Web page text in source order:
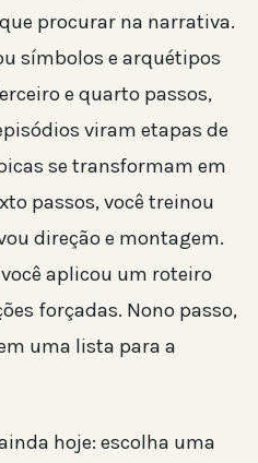
procurar na narrativa.
símbolos e arquétipos
e quarto passos,
viram etapas de
se transformam em
passos, você treinou
direção e montagem.
aplicou um roteiro
forçadas. Nono passo,
uma lista para a
hoje: escolha uma